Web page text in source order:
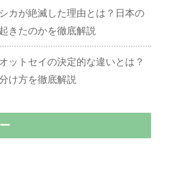
カが絶滅した理由とは？日本の
きたのかを徹底解説
ットセイの決定的な違いとは？
け方を徹底解説